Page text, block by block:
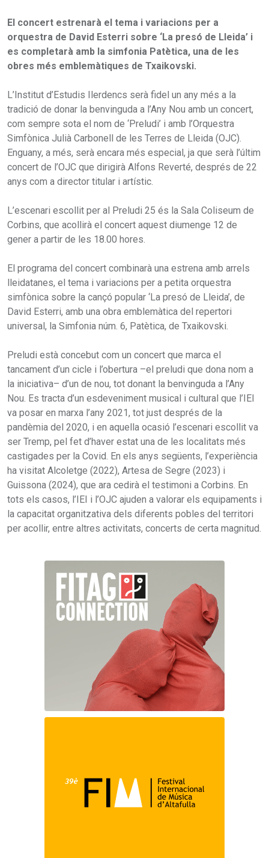
El concert estrenarà el tema i variacions per a
orquestra de David Esterri sobre ‘La presó de Lleida’ i
es completarà amb la simfonia Patètica, una de les
obres més emblemàtiques de Txaikovski.
L’Institut d’Estudis Ilerdencs serà fidel un any més a la
tradició de donar la benvinguda a l’Any Nou amb un concert,
com sempre sota el nom de ‘Preludi’ i amb l’Orquestra
Simfònica Julià Carbonell de les Terres de Lleida (OJC).
Enguany, a més, serà encara més especial, ja que serà l’últim
concert de l’OJC que dirigirà Alfons Reverté, després de 22
anys com a director titular i artístic.
L’escenari escollit per al Preludi 25 és la Sala Coliseum de
Corbins, que acollirà el concert aquest diumenge 12 de
gener a partir de les 18.00 hores.
El programa del concert combinarà una estrena amb arrels
lleidatanes, el tema i variacions per a petita orquestra
simfònica sobre la cançó popular ‘La presó de Lleida’, de
David Esterri, amb una obra emblemàtica del repertori
universal, la Simfonia núm. 6, Patètica, de Txaikovski.
Preludi està concebut com un concert que marca el
tancament d’un cicle i l’obertura –el preludi que dona nom a
la iniciativa– d’un de nou, tot donant la benvinguda a l’Any
Nou. Es tracta d’un esdeveniment musical i cultural que l’IEI
va posar en marxa l’any 2021, tot just després de la
pandèmia del 2020, i en aquella ocasió l’escenari escollit va
ser Tremp, pel fet d’haver estat una de les localitats més
castigades per la Covid. En els anys següents, l’experiència
ha visitat Alcoletge (2022), Artesa de Segre (2023) i
Guissona (2024), que ara cedirà el testimoni a Corbins. En
tots els casos, l’IEI i l’OJC ajuden a valorar els equipaments i
la capacitat organitzativa dels diferents pobles del territori
per acollir, entre altres activitats, concerts de certa magnitud.